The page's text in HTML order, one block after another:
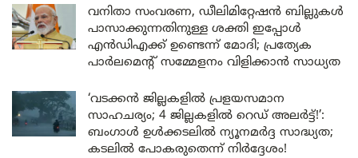
വനിതാ സംവരണ, ഡീലിമിറ്റേഷൻ ബില്ലുകൾ
പാസാക്കുന്നതിനുള്ള ശക്തി ഇപ്പോൾ
എൻഡിഎക്ക് ഉണ്ടെന്ന് മോദി; പ്രത്യേക
പാർലമെന്റ് സമ്മേളനം വിളിക്കാൻ സാധ്യത
‘വടക്കൻ ജില്ലകളിൽ പ്രളയസമാന
സാഹചര്യം; 4 ജില്ലകളിൽ റെഡ് അലർട്ട്!’:
ബംഗാൾ ഉൾക്കടലിൽ ന്യൂനമർദ്ദ സാദ്ധ്യത;
കടലിൽ പോകരുതെന്ന് നിർദ്ദേശം!